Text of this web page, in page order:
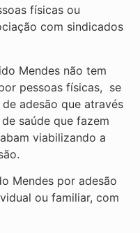
físicas ou
com sindicados
Mendes não tem
pessoas físicas, se
adesão que através
saúde que fazem
viabilizando a
Mendes por adesão
ou familiar, com